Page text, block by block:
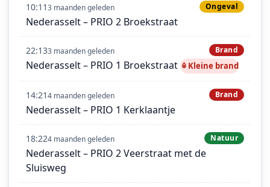
10:113 maanden geleden Ongeval
Nederasselt – PRIO 2 Broekstraat
22:133 maanden geleden Brand
Nederasselt – PRIO 1 Broekstraat Kleine brand
14:214 maanden geleden Brand
Nederasselt – PRIO 1 Kerklaantje
18:224 maanden geleden Natuur
Nederasselt – PRIO 2 Veerstraat met de
Sluisweg